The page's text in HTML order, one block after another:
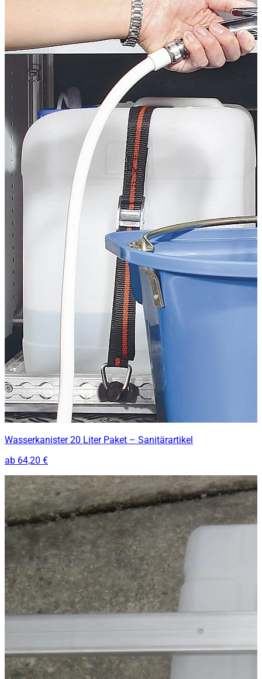
Wasserkanister 20 Liter Paket – Sanitärartikel
ab 64,20 €